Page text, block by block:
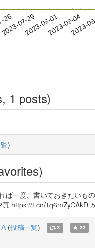
26
2023-07-292023-08-012023-08-04
2023-
1 posts)
)
ば一度、書いておきたい
https://t.co/1q6mZyCAkD
(投稿一覧) 2 22